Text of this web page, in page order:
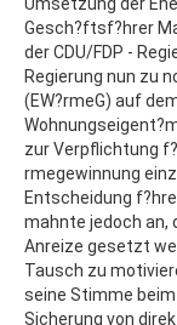
Gesch?ftsf?hrer
der CDU/FDP -
Regierung nun zu
(EW?rmeG) auf
zur Verpflichtung
rmegewinnung
Entscheidung
mahnte jedoch an,
Anreize gesetzt
Tausch zu
seine Stimme
Sicherung von